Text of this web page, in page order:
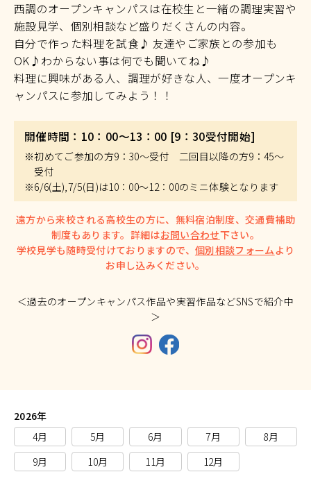
西調のオープンキャンパスは在校生と一緒の調理実習や
施設見学、個別相談など盛りだくさんの内容。
自分で作った料理を試食♪ 友達やご家族との参加も
OK♪わからない事は何でも聞いてね♪
料理に興味がある人、調理が好きな人、一度オープンキ
ャンパスに参加してみよう！！
開催時間：10：00～13：00 [9：30受付開始]
※初めてご参加の方9：30～受付 二回目以降の方9：45～
受付
※6/6(土),7/5(日)は10：00～12：00のミニ体験となります
遠方から来校される高校生の方に、無料宿泊制度、交通費補助
制度もあります。詳細はお問い合わせ下さい。
学校見学も随時受付けておりますので、 個別相談フォームより
お申し込みください。
＜過去のオープンキャンパス作品や実習作品などSNSで紹介中
＞
2026年
4月
5月 6月 7月
8月
9月
10月 11月
12月